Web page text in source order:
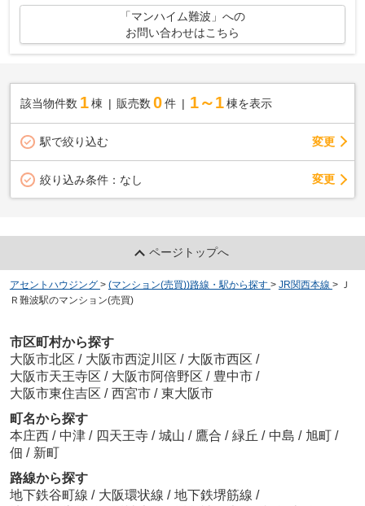
「マンハイム難波」への
お問い合わせはこちら
該当物件数 1棟 販売数 0 件 1～1 棟を表示
駅で絞り込む 変更
絞り込み条件： なし 変更
ページトップへ
アセントハウジング > (マンション(売買))路線・駅から探す > JR関西本線 > Ｊ
Ｒ難波駅のマンション(売買)
市区町村から探す
大阪市北区 / 大阪市西淀川区 / 大阪市西区 /
大阪市天王寺区 / 大阪市阿倍野区 / 豊中市 /
大阪市東住吉区 / 西宮市 / 東大阪市
町名から探す
本庄西 / 中津 / 四天王寺 / 城山 / 鷹合 / 緑丘 / 中島 / 旭町 /
佃 / 新町
路線から探す
地下鉄谷町線 / 大阪環状線 / 地下鉄堺筋線 /